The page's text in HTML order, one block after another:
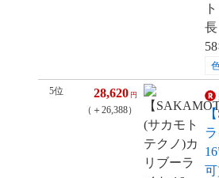
5位 28,620 円
（＋26,388）
可